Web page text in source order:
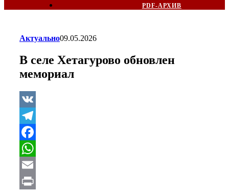
PDF-АРХИВ
Актуально09.05.2026
В селе Хетагурово обновлен
мемориал
VK
Telegram
Facebook
WhatsApp
Email